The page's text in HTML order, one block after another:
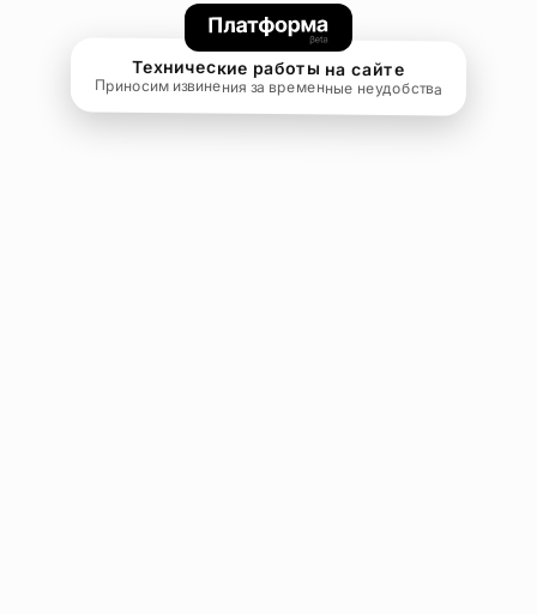
Технические работы на сайте
Приносим извинения за временные неудобства